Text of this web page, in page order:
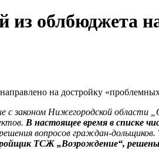
из облбюджета
на достройку
с законом Нижегородской
В настоящее время в списке
вопросов граждан-дольщиков.
ТСЖ „Возрождение“,